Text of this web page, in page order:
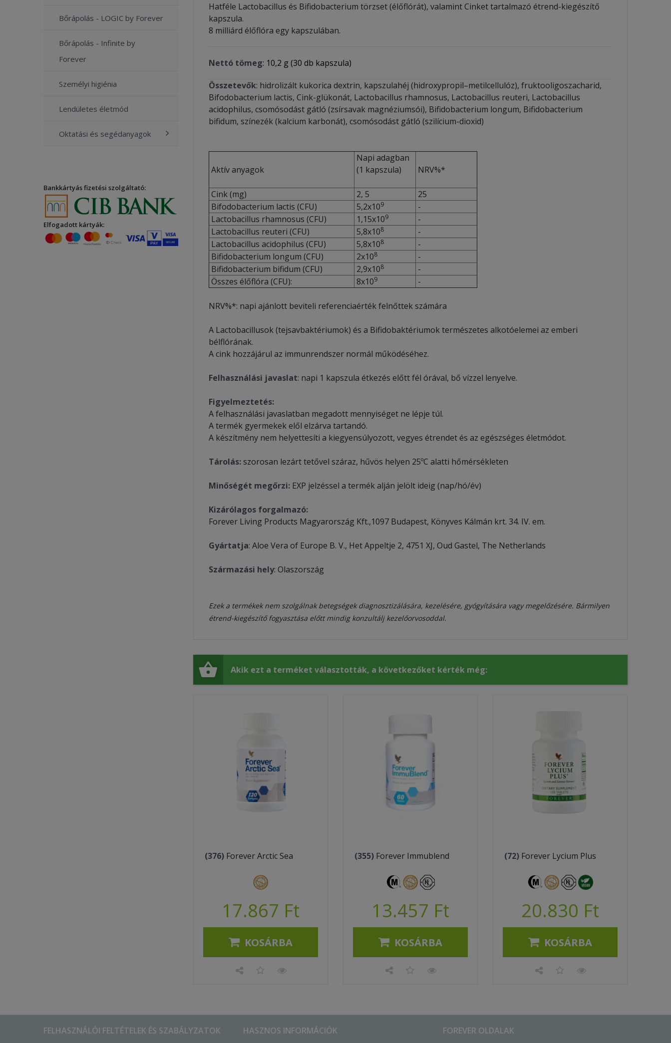
Bőrápolás - LOGIC by Forever
Bőrápolás - Infinite by
Forever
Személyi higiénia
Lendületes életmód
Oktatási és segédanyagok
Bankkártyás fizetési szolgáltató:
Elfogadott kártyák:
Hatféle Lactobacillus és Bifidobacterium törzset (élőflórát), valamint Cinket tartalmazó étrend-kiegészítő
kapszula.
8 milliárd élőflóra egy kapszulában.
Nettó tömeg: 10,2 g (30 db kapszula)
Összetevők: hidrolizált kukorica dextrin, kapszulahéj (hidroxypropil–metilcellulóz), fruktooligoszacharid,
Bifodobacterium lactis, Cink-glükonát, Lactobacillus rhamnosus, Lactobacillus reuteri, Lactobacillus
acidophilus, csomósodást gátló (zsírsavak magnéziumsói), Bifidobacterium longum, Bifidobacterium
bifidum, színezék (kalcium karbonát), csomósodást gátló (szilícium-dioxid)
Aktív anyagok
Napi adagban
(1 kapszula)
NRV%*
Cink (mg) 2, 5
25
Bifodobacterium lactis (CFU)
5,2x109
-
Lactobacillus rhamnosus (CFU)
1,15x109
-
Lactobacillus reuteri (CFU)
5,8x108
-
Lactobacillus acidophilus (CFU)
5,8x108
-
Bifidobacterium longum (CFU)
2x108
-
Bifidobacterium bifidum (CFU)
2,9x108
-
Összes élőflóra (CFU):
8x109 -
NRV%*: napi ajánlott beviteli referenciaérték felnőttek számára
A Lactobacillusok (tejsavbaktériumok) és a Bifidobaktériumok természetes alkotóelemei az emberi
bélflórának.
A cink hozzájárul az immunrendszer normál működéséhez.
Felhasználási javaslat: napi 1 kapszula étkezés előtt fél órával, bő vízzel lenyelve.
Figyelmeztetés:
A felhasználási javaslatban megadott mennyiséget ne lépje túl.
A termék gyermekek elől elzárva tartandó.
A készítmény nem helyettesíti a kiegyensúlyozott, vegyes étrendet és az egészséges életmódot.
Tárolás:szorosan lezárt tetővel száraz, hűvös helyen 25ºC alatti hőmérsékleten
Minőségét megőrzi: EXP jelzéssel a termék alján jelölt ideig (nap/hó/év)
Kizárólagos forgalmazó:
Forever Living Products Magyarország Kft.,1097 Budapest, Könyves Kálmán krt. 34. IV. em.
Gyártatja: Aloe Vera of Europe B. V., Het Appeltje 2, 4751 XJ, Oud Gastel, The Netherlands
Származási hely: Olaszország
Ezek a termékek nem szolgálnak betegségek diagnosztizálására, kezelésére, gyógyítására vagy megelőzésére. Bármilyen
étrend-kiegészítő fogyasztása előtt mindig konzultálj kezelőorvosoddal.
Akik ezt a terméket választották, a következőket kérték még:
(376) Forever Arctic Sea
17.867 Ft
KOSÁRBA
(355) Forever Immublend
13.457 Ft
KOSÁRBA
(72) Forever Lycium Plus
20.830 Ft
KOSÁRBA
FELHASZNÁLÓI FELTÉTELEK ÉS SZABÁLYZATOK HASZNOS INFORMÁCIÓK FOREVER OLDALAK